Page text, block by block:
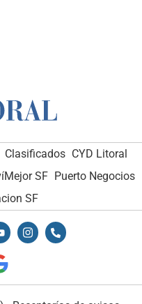
Clasificados CYD Litoral
SF Puerto Negocios
SF